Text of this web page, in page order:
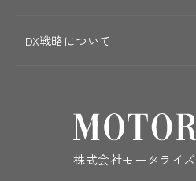
DX戦略について
株式会社モータライズ